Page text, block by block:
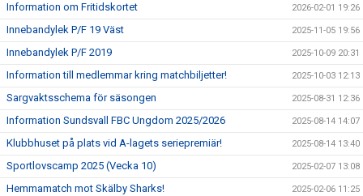
Information om Fritidskortet 2026-02-01 19:26
Innebandylek P/F 19 Väst 2025-11-05 19:56
Innebandylek P/F 2019 2025-10-09 20:31
Information till medlemmar kring matchbiljetter! 2025-10-03 12:13
Sargvaktsschema för säsongen 2025-08-31 12:36
Information Sundsvall FBC Ungdom 2025/2026 2025-08-14 14:07
Klubbhuset på plats vid A-lagets seriepremiär! 2025-08-14 13:40
Sportlovscamp 2025 (Vecka 10) 2025-02-07 13:08
Hemmamatch mot Skälby Sharks! 2025-02-06 11:25